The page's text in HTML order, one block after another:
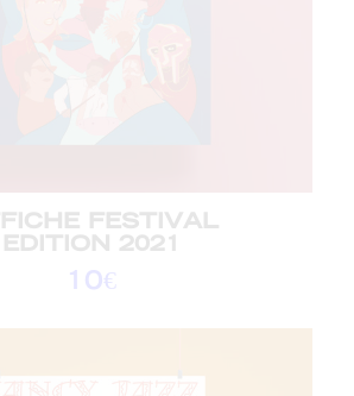
FESTIVAL
EDITION 2021
10€